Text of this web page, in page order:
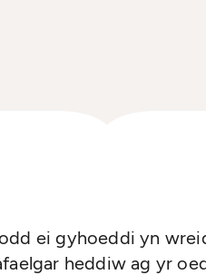
ei gyhoeddi yn
heddiw ag yr